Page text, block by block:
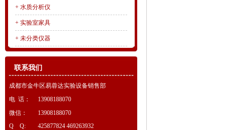
+ 水质分析仪
+ 实验室家具
+ 未分类仪器
联系我们
成都市金牛区易蓉达实验设备销售部
电 话：
13908188070
微信：
13908188070
Q Q:
425877824 469263932